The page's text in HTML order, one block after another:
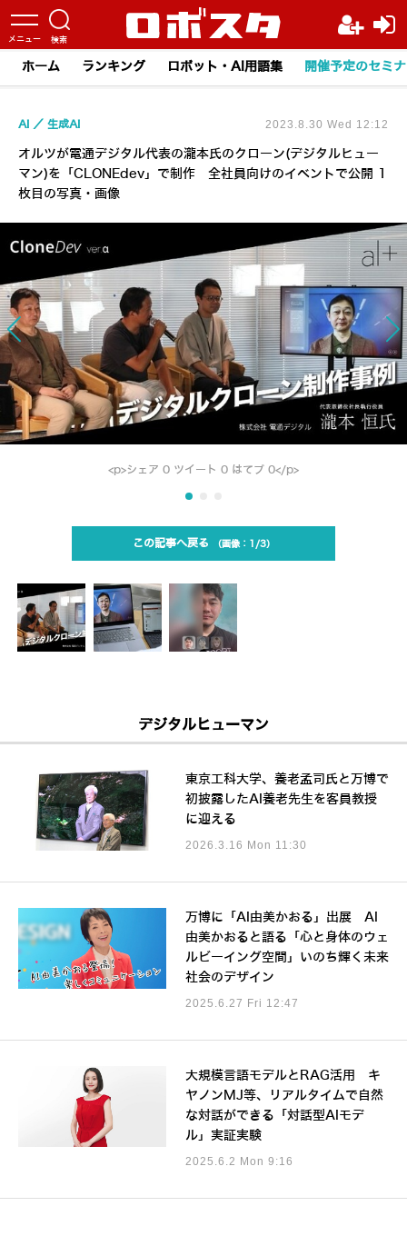
ホーム ランキング ロボット・AI用語集 開催予定のセミ
オルツが電通デジタル代表の瀧本氏のクローン(デジタルヒュー
マン)を「CLONEdev」で制作 全社員向けのイベントで公開 1
枚目の写真・画像
AI 生成AI 2023.8.30 Wed 12:12
<p>シェア 0 ツイート 0 はてブ 0</p>
この記事へ戻る 1/3
デジタルヒューマン
東京工科大学、養老孟司氏と万博で
初披露したAI養老先生を客員教授
に迎える
2026.3.16 Mon 11:30
万博に「AI由美かおる」出展 AI
由美かおると語る「心と身体のウェ
ルビーイング空間」いのち輝く未来
社会のデザイン
2025.6.27 Fri 12:47
大規模言語モデルとRAG活用 キ
ヤノンMJ等、リアルタイムで自然
な対話ができる「対話型AIモデ
ル」実証実験
2025.6.2 Mon 9:16